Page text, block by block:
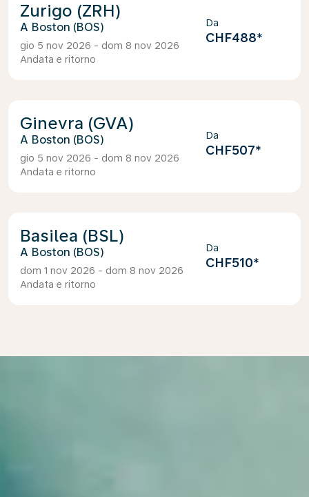
Zurigo (ZRH)
Boston (BOS)
gio 5 nov 2026 - dom 8 nov 2026
Andata e ritorno
Da
CHF488*
Ginevra (GVA)
Boston (BOS)
gio 5 nov 2026 - dom 8 nov 2026
Andata e ritorno
Da
CHF507*
Basilea (BSL)
Boston (BOS)
dom 1 nov 2026 - dom 8 nov 2026
Andata e ritorno
Da
CHF510*